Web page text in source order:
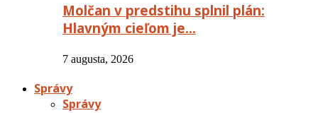
Molčan v predstihu splnil plán:
Hlavným cieľom je…
7 augusta, 2026
Správy
Správy